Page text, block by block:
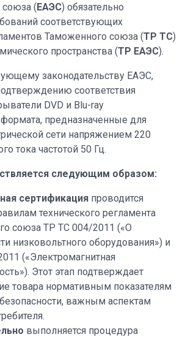
союза (ЕАЭС) обязательно
соответствующих
Таможенного союза (ТР ТС)
пространства (ТР ЕАЭС).
законодательству ЕАЭС,
соответствия
DVD и Blu-ray
предназначенные для
сети напряжением 220
тока частотой 50 Гц.
следующим образом:
сертификация проводится
технического регламента
союза ТР ТС 004/2011 («О
низковольтного оборудования») и
(«Электромагнитная
Этот этап подтверждает
товара нормативным показателям
важным аспектам
выполняется процедура